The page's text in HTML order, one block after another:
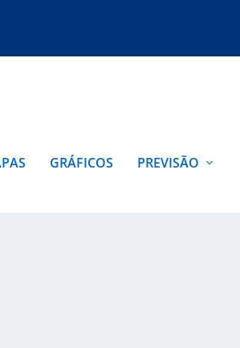
GRÁFICOS PREVISÃO